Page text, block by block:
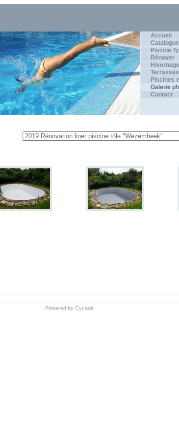
Accueil
Piscine
Rénover
Terrasses
Piscines
Galerie
Contact
Powered by Cycade